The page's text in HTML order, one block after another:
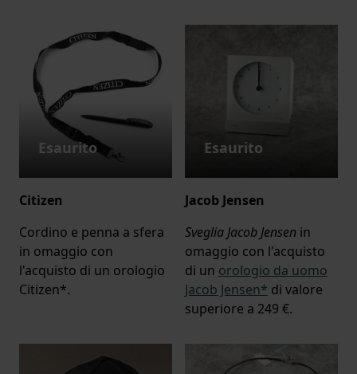
Esaurito
Citizen
Cordino e penna a sfera
in omaggio con
l'acquisto di un orologio
Citizen*.
Esaurito
Jacob Jensen
Sveglia Jacob Jensen in
omaggio con l'acquisto
di un orologio da uomo
Jacob Jensen* di valore
superiore a 249 €.